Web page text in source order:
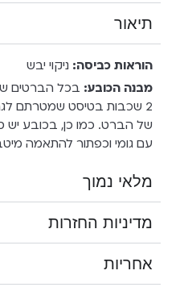
תיאור
הוראות כביסה: ניקוי יבש
מבנה הכובע: בכל הברטים
2 שכבות בטיסט שמטרתם
של הברט. כמו כן, בכובע
עם גומי וכפתור להתאמה
מלאי נמוך
מדיניות החזרות
אחריות